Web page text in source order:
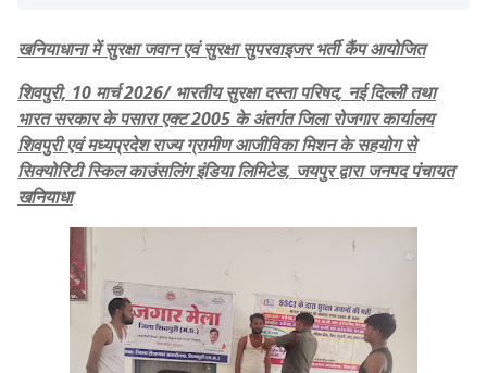
खनियाधाना में सुरक्षा जवान एवं सुरक्षा सुपरवाइजर भर्ती कैंप आयोजित
शिवपुरी, 10 मार्च 2026/ भारतीय सुरक्षा दस्ता परिषद, नई दिल्ली तथा
भारत सरकार के पसारा एक्ट 2005 के अंतर्गत जिला रोजगार कार्यालय
शिवपुरी एवं मध्यप्रदेश राज्य ग्रामीण आजीविका मिशन के सहयोग से
सिक्योरिटी स्किल काउंसलिंग इंडिया लिमिटेड, जयपुर द्वारा जनपद पंचायत
खनियाधा